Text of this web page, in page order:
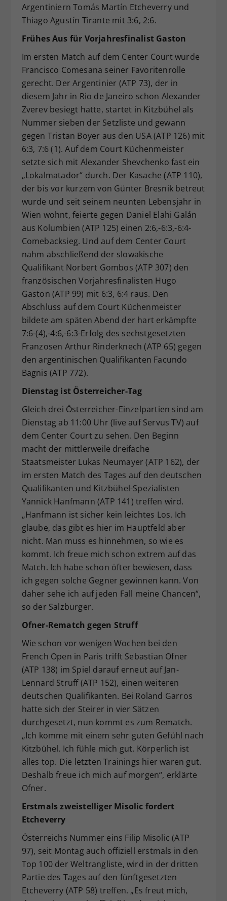
Argentiniern Tomás Martín Etcheverry und
Thiago Agustín Tirante mit 3:6, 2:6.
Frühes Aus für Vorjahresfinalist Gaston
Im ersten Match auf dem Center Court wurde
Francisco Comesana seiner Favoritenrolle
gerecht. Der Argentinier (ATP 73), der in
diesem Jahr in Rio de Janeiro schon Alexander
Zverev besiegt hatte, startet in Kitzbühel als
Nummer sieben der Setzliste und gewann
gegen Tristan Boyer aus den USA (ATP 126) mit
6:3, 7:6 (1). Auf dem Court Küchenmeister
setzte sich mit Alexander Shevchenko fast ein
„Lokalmatador“ durch. Der Kasache (ATP 110),
der bis vor kurzem von Günter Bresnik betreut
wurde und seit seinem neunten Lebensjahr in
Wien wohnt, feierte gegen Daniel Elahi Galán
aus Kolumbien (ATP 125) einen 2:6,-6:3,-6:4-
Comebacksieg. Und auf dem Center Court
nahm abschließend der slowakische
Qualifikant Norbert Gombos (ATP 307) den
französischen Vorjahresfinalisten Hugo
Gaston (ATP 99) mit 6:3, 6:4 raus. Den
Abschluss auf dem Court Küchenmeister
bildete am späten Abend der hart erkämpfte
7:6-(4),-4:6,-6:3-Erfolg des sechstgesetzten
Franzosen Arthur Rinderknech (ATP 65) gegen
den argentinischen Qualifikanten Facundo
Bagnis (ATP 772).
Dienstag ist Österreicher-Tag
Gleich drei Österreicher-Einzelpartien sind am
Dienstag ab 11:00 Uhr (live auf Servus TV) auf
dem Center Court zu sehen. Den Beginn
macht der mittlerweile dreifache
Staatsmeister Lukas Neumayer (ATP 162), der
im ersten Match des Tages auf den deutschen
Qualifikanten und Kitzbühel-Spezialisten
Yannick Hanfmann (ATP 141) treffen wird.
„Hanfmann ist sicher kein leichtes Los. Ich
glaube, das gibt es hier im Hauptfeld aber
nicht. Man muss es hinnehmen, so wie es
kommt. Ich freue mich schon extrem auf das
Match. Ich habe schon öfter bewiesen, dass
ich gegen solche Gegner gewinnen kann. Von
daher sehe ich auf jeden Fall meine Chancen“,
so der Salzburger.
Ofner-Rematch gegen Struff
Wie schon vor wenigen Wochen bei den
French Open in Paris trifft Sebastian Ofner
(ATP 138) im Spiel darauf erneut auf Jan-
Lennard Struff (ATP 152), einen weiteren
deutschen Qualifikanten. Bei Roland Garros
hatte sich der Steirer in vier Sätzen
durchgesetzt, nun kommt es zum Rematch.
„Ich komme mit einem sehr guten Gefühl nach
Kitzbühel. Ich fühle mich gut. Körperlich ist
alles top. Die letzten Trainings hier waren gut.
Deshalb freue ich mich auf morgen“, erklärte
Ofner.
Erstmals zweistelliger Misolic fordert
Etcheverry
Österreichs Nummer eins Filip Misolic (ATP
97), seit Montag auch offiziell erstmals in den
Top 100 der Weltrangliste, wird in der dritten
Partie des Tages auf den fünftgesetzten
Etcheverry (ATP 58) treffen. „Es freut mich,